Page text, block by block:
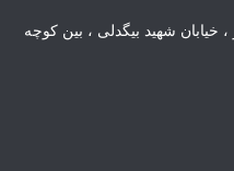
خیابان شهید بیگدلی ، بین کوچه